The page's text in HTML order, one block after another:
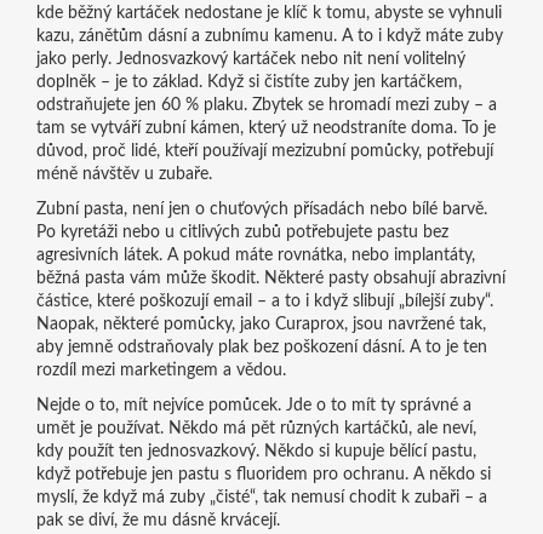
kde běžný kartáček nedostaneje klíč k tomu, abyste se vyhnuli
kazu, zánětům dásní a zubnímu kamenu. A to i když máte zuby
jako perly. Jednosvazkový kartáček nebo nit není volitelný
doplněk – je to základ. Když si čistíte zuby jen kartáčkem,
odstraňujete jen 60 % plaku. Zbytek se hromadí mezi zuby – a
tam se vytváří zubní kámen, který už neodstraníte doma. To je
důvod, proč lidé, kteří používají mezizubní pomůcky, potřebují
méně návštěv u zubaře.
Zubní pasta, není jen o chuťových přísadách nebo bílé barvě.
Po kyretáži nebo u citlivých zubů potřebujete pastu bez
agresivních látek. A pokud máte rovnátka, nebo implantáty,
běžná pasta vám může škodit. Některé pasty obsahují abrazivní
částice, které poškozují email – a to i když slibují „bílejší zuby“.
Naopak, některé pomůcky, jako Curaprox, jsou navržené tak,
aby jemně odstraňovaly plak bez poškození dásní. A to je ten
rozdíl mezi marketingem a vědou.
Nejde o to, mít nejvíce pomůcek. Jde o to mít ty správné a
umět je používat. Někdo má pět různých kartáčků, ale neví,
kdy použít ten jednosvazkový. Někdo si kupuje bělící pastu,
když potřebuje jen pastu s fluoridem pro ochranu. A někdo si
myslí, že když má zuby „čisté“, tak nemusí chodit k zubaři – a
pak se diví, že mu dásně krvácejí.